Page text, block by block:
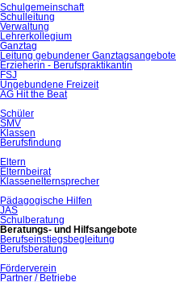
Schulgemeinschaft
Schulleitung
Verwaltung
Lehrerkollegium
Ganztag
Leitung gebundener Ganztagsangebote
Erzieherin - Berufspraktikantin
FSJ
Ungebundene Freizeit
AG Hit the Beat
Schüler
SMV
Klassen
Berufsfindung
Eltern
Elternbeirat
Klassenelternsprecher
Pädagogische Hilfen
JAS
Schulberatung
Beratungs- und Hilfsangebote
Berufseinstiegsbegleitung
Berufsberatung
Förderverein
Partner / Betriebe